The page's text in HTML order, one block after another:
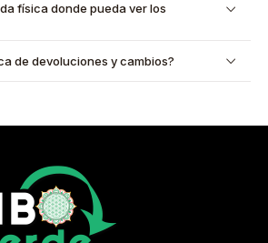
física donde pueda ver los
de devoluciones y cambios?